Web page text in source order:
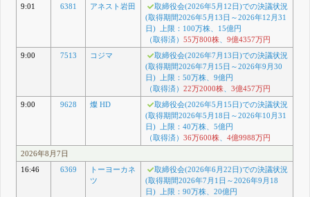
9:01
6381 アネスト岩田
取締役会(2026年5月12日)での決議状況
(取得期間2026年5月13日～2026年12月31
日) 上限：100万株、15億円
（取得済） 55万800株、 9億4357万円
9:00
7513 コジマ
取締役会(2026年7月13日)での決議状況
(取得期間2026年7月15日～2026年9月30
日) 上限：50万株、9億円
（取得済） 22万2000株、 3億457万円
9:00
9628 燦 HD
取締役会(2026年5月15日)での決議状況
(取得期間2026年5月18日～2026年10月31
日) 上限：40万株、5億円
（取得済） 36万600株、 4億9988万円
2026年8月7日
16:46
6369
トーヨーカネ
ツ
取締役会(2026年6月22日)での決議状況
(取得期間2026年7月1日～2026年9月18
日) 上限：90万株、20億円